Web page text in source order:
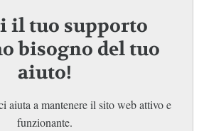
il tuo supporto
bisogno del tuo
aiuto!
aiuta a mantenere il sito web attivo e
funzionante.